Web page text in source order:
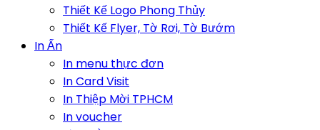
Thiết Kế Logo Phong Thủy
Thiết Kế Flyer, Tờ Rơi, Tờ Bướm
In Ấn
In menu thực đơn
In Card Visit
In Thiệp Mời TPHCM
In voucher